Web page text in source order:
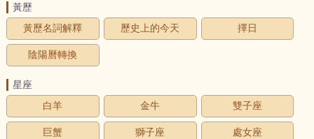
黃歷
黃歷名詞解釋
歷史上的今天 擇日
陰陽曆轉換
星座
白羊
金牛 雙子座
巨蟹 獅子座 處女座